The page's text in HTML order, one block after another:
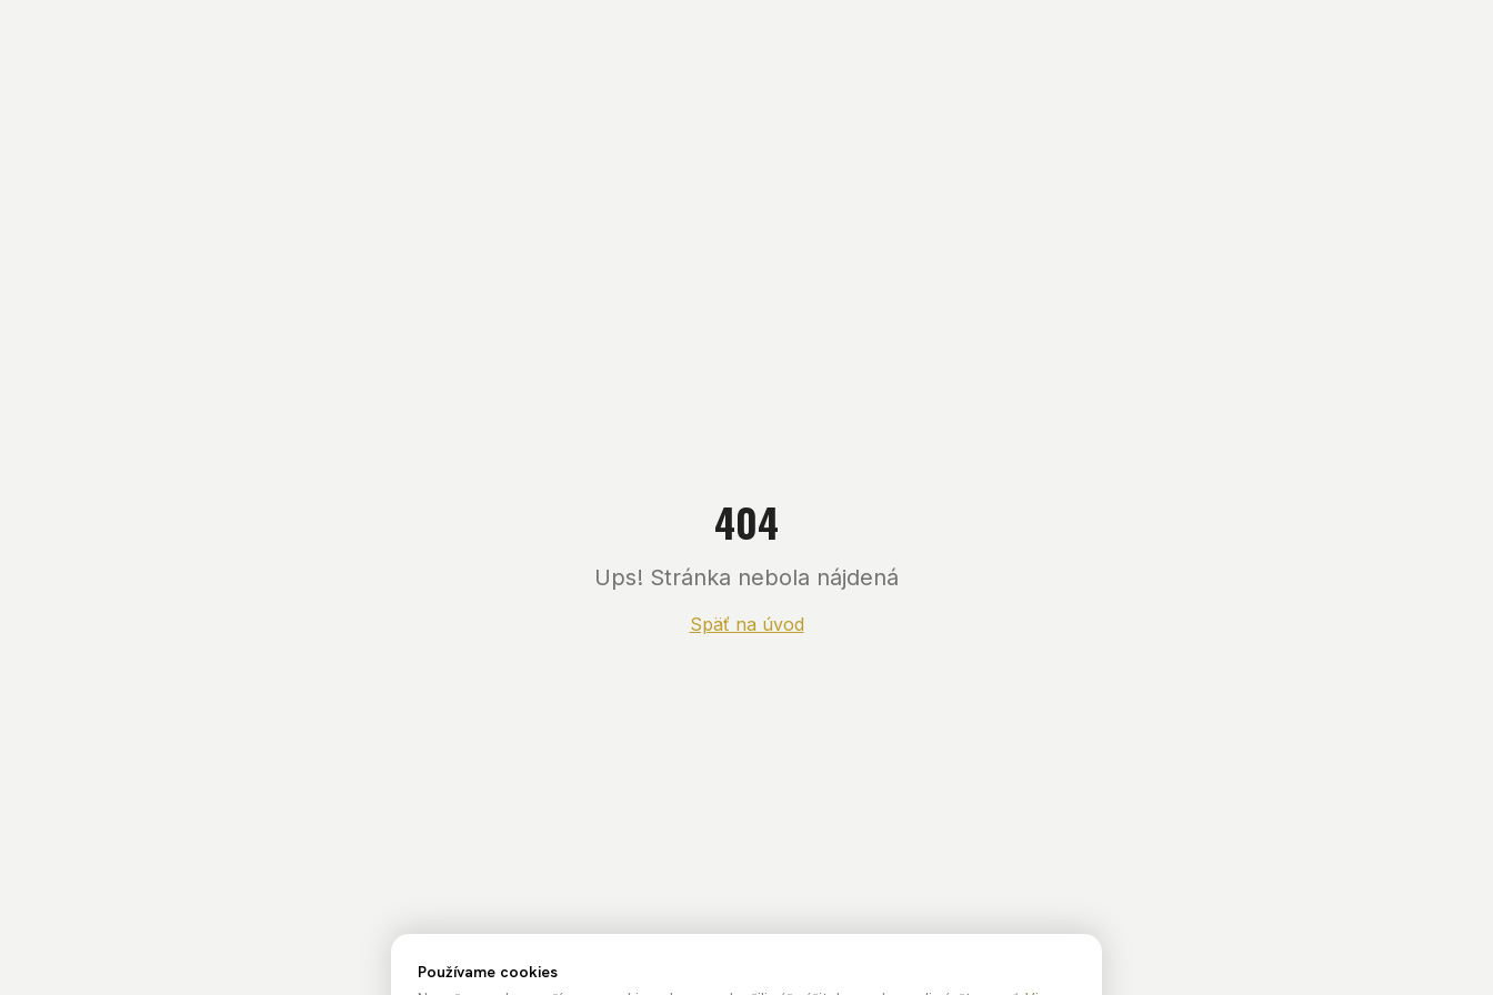
404
Ups! Stránka nebola nájdená
Späť na úvod
Používame cookies